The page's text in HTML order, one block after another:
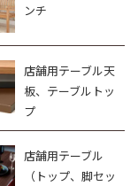
ンチ
店舗用テーブル天
板、テーブルトッ
プ
店舗用テーブル
（トップ、脚セッ